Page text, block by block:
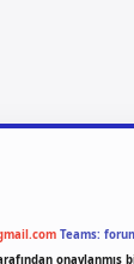
Teams: